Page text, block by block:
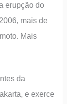
erupção do
mais de
Mais
da
e exerce